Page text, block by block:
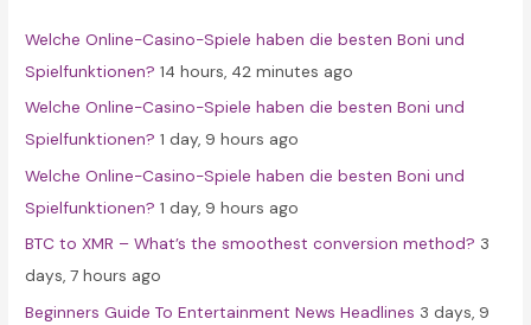
o
r
:
Welche Online-Casino-Spiele haben die besten Boni und
Spielfunktionen? 14 hours, 42 minutes ago
Welche Online-Casino-Spiele haben die besten Boni und
Spielfunktionen? 1 day, 9 hours ago
Welche Online-Casino-Spiele haben die besten Boni und
Spielfunktionen? 1 day, 9 hours ago
BTC to XMR – What’s the smoothest conversion method? 3
days, 7 hours ago
Beginners Guide To Entertainment News Headlines 3 days, 9